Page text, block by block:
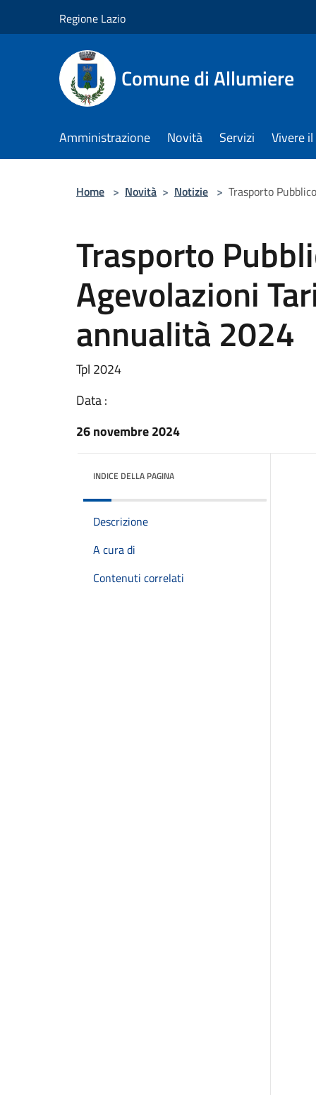
Regione Lazio
Comune di Allumiere
Amministrazione Novità Servizi Vivere
Home > Novità > Notizie > Trasporto
Trasporto
Agevolazioni
annualità 2024
Tpl 2024
Data :
26 novembre 2024
INDICE DELLA PAGINA
Descrizione
A cura di
Contenuti correlati